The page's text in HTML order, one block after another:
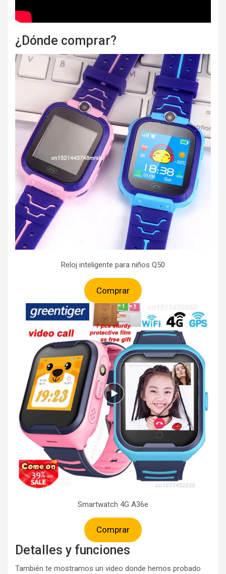
¿Dónde comprar?
Reloj inteligente para niños Q50
Comprar
Smartwatch 4G A36e
Comprar
Detalles y funciones
También te mostramos un video donde hemos probado